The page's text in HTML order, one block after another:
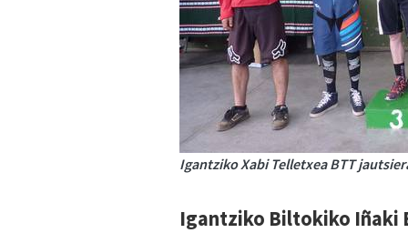
Igantziko Xabi Telletxea BTT
Igantziko Biltokiko Iñaki